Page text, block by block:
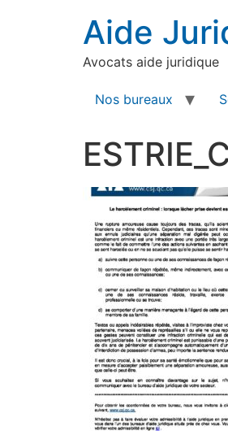
Aide
Avocats aide juridique
Nos bureaux